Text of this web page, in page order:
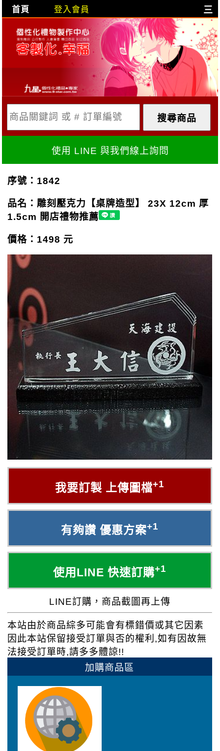
首頁 登入會員 三
購物車內容:
目前購物車是空的!
X
使用 LINE 與我們線上詢問